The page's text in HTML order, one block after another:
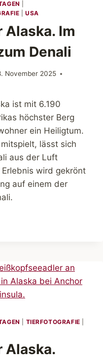
|USA
Im
Denali
November 2025
ist mit 6.190
höchster Berg
ein Heiligtum.
lässt sich
aus der Luft
wird gekrönt
auf einem der
TIERFOTOGRAFIE
Alaska.